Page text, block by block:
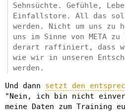
Sehnsüchte. Gefühle,
Einfallstore. All das
werden. Nicht um uns zu
uns im Sinne von META
derart raffiniert, dass
wie wir in unseren
werden.
Und dann setzt den
"Nein, ich bin nicht
meine Daten zum Training